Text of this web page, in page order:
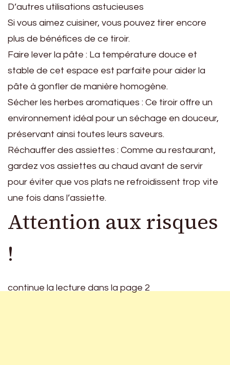
D’autres utilisations astucieuses
Si vous aimez cuisiner, vous pouvez tirer encore
plus de bénéfices de ce tiroir.
Faire lever la pâte : La température douce et
stable de cet espace est parfaite pour aider la
pâte à gonfler de manière homogène.
Sécher les herbes aromatiques : Ce tiroir offre un
environnement idéal pour un séchage en douceur,
préservant ainsi toutes leurs saveurs.
Réchauffer des assiettes : Comme au restaurant,
gardez vos assiettes au chaud avant de servir
pour éviter que vos plats ne refroidissent trop vite
une fois dans l’assiette.
Attention aux risques
!
continue la lecture dans la page 2